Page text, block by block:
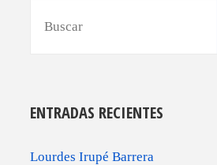
ENTRADAS RECIENTES
Lourdes Irupé Barrera